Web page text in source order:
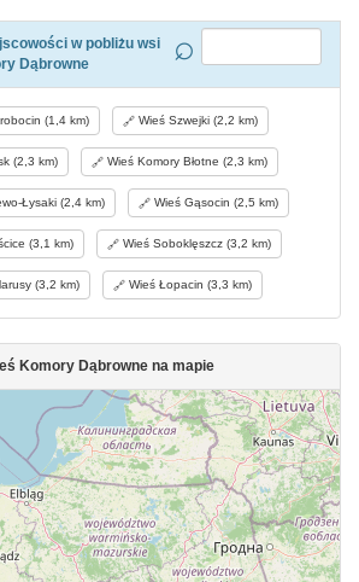
w pobliżu wsi
Dąbrowne
(1,4 km) Wieś Szwejki (2,2 km)
(2,3 km) Wieś Komory Błotne (2,3 km)
Łysaki (2,4 km) Wieś Gąsocin (2,5 km)
(3,1 km) Wieś Soboklęszcz (3,2 km)
(3,2 km) Wieś Łopacin (3,3 km)
Komory Dąbrowne na mapie